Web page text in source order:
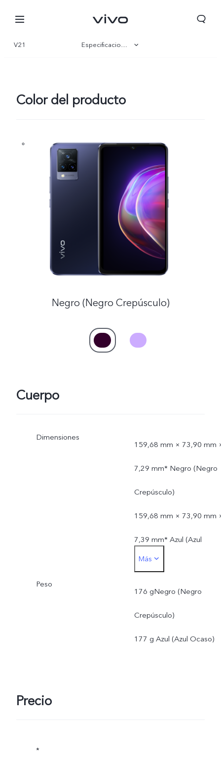
V21 Especificaciones
Color del producto
Negro (Negro Crepúsculo)
Cuerpo
Dimensiones
159,68 mm × 73,90 mm
7,29 mm* Negro (Negro
Crepúsculo)
159,68 mm × 73,90 mm
7,39 mm* Azul (Azul
Ocaso)
Más
Peso
176 gNegro (Negro
Crepúsculo)
177 g Azul (Azul Ocaso)
Precio
*